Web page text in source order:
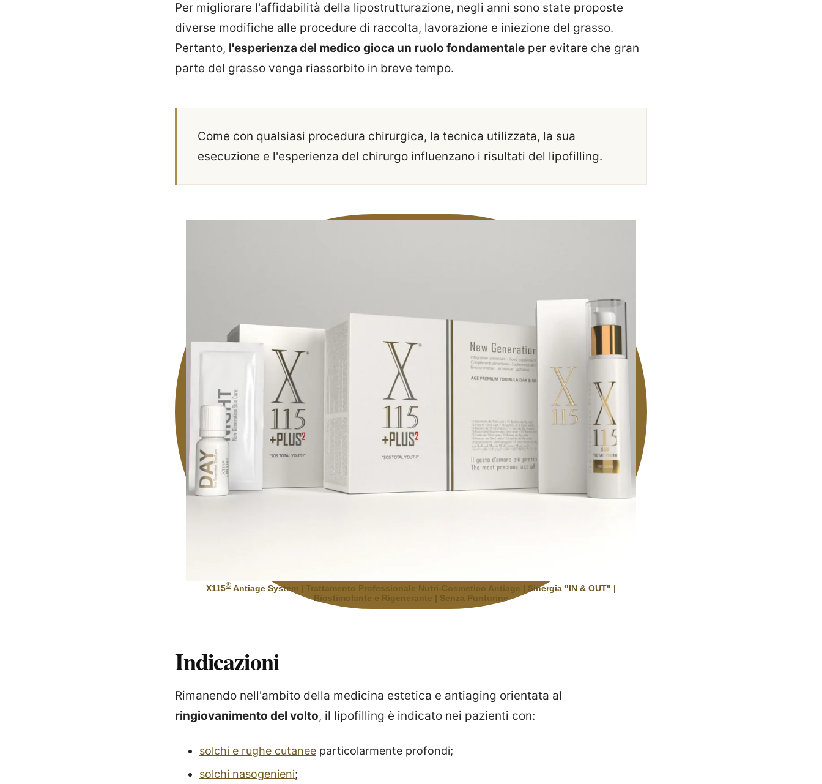
Per migliorare l'affidabilità della lipostrutturazione, negli anni sono state proposte
diverse modifiche alle procedure di raccolta, lavorazione e iniezione del grasso.
Pertanto, l'esperienza del medico gioca un ruolo fondamentale per evitare che gran
parte del grasso venga riassorbito in breve tempo.
Come con qualsiasi procedura chirurgica, la tecnica utilizzata, la sua
esecuzione e l'esperienza del chirurgo influenzano i risultati del lipofilling.
X115® Antiage System | Trattamento Professionale Nutri-Cosmetico Antiage | Sinergia "IN & OUT" |
Biostimolante e Rigenerante | Senza Punturine
Indicazioni
Rimanendo nell'ambito della medicina estetica e antiaging orientata al
ringiovanimento del volto, il lipofilling è indicato nei pazienti con:
solchi e rughe cutanee particolarmente profondi;
solchi nasogenieni;